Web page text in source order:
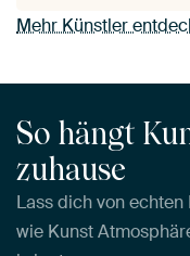
Mehr Künstler
So hängt
zuhause
Lass dich von
wie Kunst